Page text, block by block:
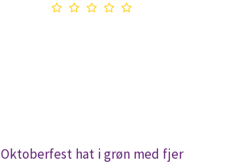
Oktoberfest hat i grøn med fjer